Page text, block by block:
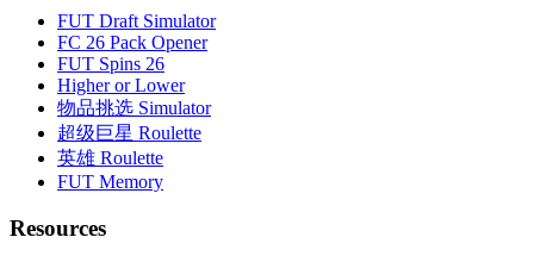
FUT Draft Simulator
FC 26 Pack Opener
FUT Spins 26
Higher or Lower
物品挑选 Simulator
超级巨星 Roulette
英雄 Roulette
FUT Memory
Resources